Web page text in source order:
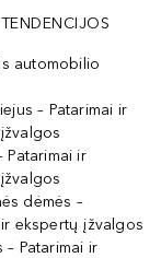
automobilio
– Patarimai ir
Patarimai ir
dėmės –
ir ekspertų įžvalgos
– Patarimai ir